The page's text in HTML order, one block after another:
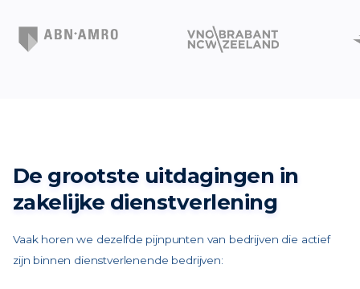
De grootste uitdagingen in
zakelijke dienstverlening
Vaak horen we dezelfde pijnpunten van bedrijven die actief
zijn binnen dienstverlenende bedrijven: